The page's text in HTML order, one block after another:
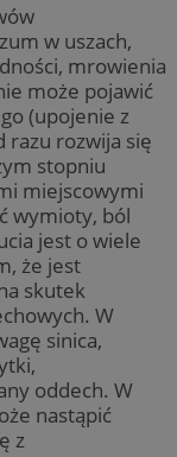
w uszach,
mrowienia
może pojawić
(upojenie z
razu rozwija się
stopniu
miejscowymi
wymioty, ból
jest o wiele
że jest
skutek
W
sinica,
oddech. W
nastąpić
z